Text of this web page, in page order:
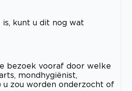
kunt u dit nog wat
bezoek vooraf door welke
mondhygiënist,
zou worden onderzocht of